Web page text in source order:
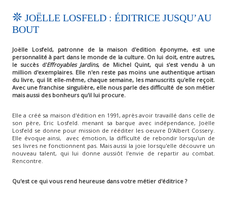
JOËLLE LOSFELD : ÉDITRICE JUSQU’AU
BOUT
Joëlle Losfeld, patronne de la maison d'edition éponyme, est une
personnalité à part dans le monde de la culture. On lui doit, entre autres,
le succès d'Effroyables Jardins, de Michel Quint, qui s'est vendu à un
million d'exemplaires. Elle n'en reste pas moins une authentique artisan
du livre, qui lit elle-même, chaque semaine, les manuscrits qu'elle reçoit.
Avec une franchise singulière, elle nous parle des difficulté de son métier
mais aussi des bonheurs qu'il lui procure.
Elle a créé sa maison d'édition en 1991, après avoir travaillé dans celle de
son père, Eric Losfeld. menant sa barque avec indépendance, Joëlle
Losfeld se donne pour mission de rééditer les oeuvre D'Albert Cossery.
Elle évoque ainsi, avec émotion, la difficulté de rebondir lorsqu'un de
ses livres ne fonctionnent pas. Mais aussi la joie lorsqu'elle découvre un
nouveau talent, qui lui donne aussiôt l'envie de repartir au combat.
Rencontre.
Qu'est ce qui vous rend heureuse dans votre métier d'éditrice ?